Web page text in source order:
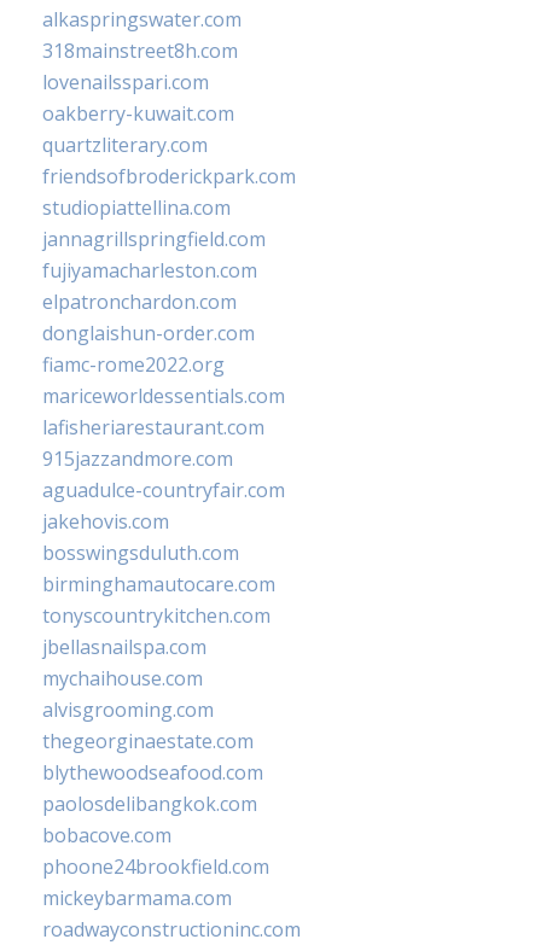
alkaspringswater.com
318mainstreet8h.com
lovenailsspari.com
oakberry-kuwait.com
quartzliterary.com
friendsofbroderickpark.com
studiopiattellina.com
jannagrillspringfield.com
fujiyamacharleston.com
elpatronchardon.com
donglaishun-order.com
fiamc-rome2022.org
mariceworldessentials.com
lafisheriarestaurant.com
915jazzandmore.com
aguadulce-countryfair.com
jakehovis.com
bosswingsduluth.com
birminghamautocare.com
tonyscountrykitchen.com
jbellasnailspa.com
mychaihouse.com
alvisgrooming.com
thegeorginaestate.com
blythewoodseafood.com
paolosdelibangkok.com
bobacove.com
phoone24brookfield.com
mickeybarmama.com
roadwayconstructioninc.com